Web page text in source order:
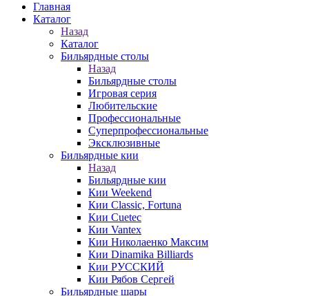
Главная
Каталог
Назад
Каталог
Бильярдные столы
Назад
Бильярдные столы
Игровая серия
Любительские
Профессиональные
Суперпрофессиональные
Эксклюзивные
Бильярдные кии
Назад
Бильярдные кии
Кии Weekend
Кии Classic, Fortuna
Кии Cuetec
Кии Vantex
Кии Николаенко Максим
Кии Dinamika Billiards
Кии РУССКИЙ
Кии Рябов Сергей
Бильярдные шары